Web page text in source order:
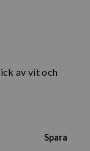
av vit och
Spara